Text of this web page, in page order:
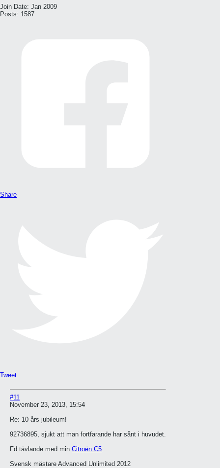
Join Date: Jan 2009
Posts: 1587
Share
Tweet
#11
November 23, 2013, 15:54
Re: 10 års jubileum!
92736895, sjukt att man fortfarande har sånt i huvudet.
Fd tävlande med min Citroën C5
Svensk mästare Advanced Unlimited 2012